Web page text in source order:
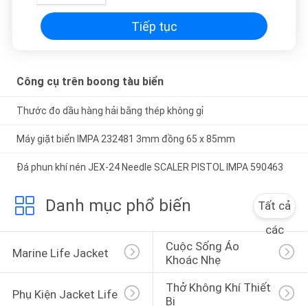
Tiếp tục
Công cụ trên boong tàu biển
Thước đo dầu hàng hải bằng thép không gỉ
Máy giặt biển IMPA 232481 3mm đồng 65 x 85mm
Đá phun khí nén JEX-24 Needle SCALER PISTOL IMPA 590463
Danh mục phổ biến
Tất cả
các
Marine Life Jacket
Cuộc Sống Áo
Khoác Nhẹ
Phụ Kiện Jacket Life
Thở Không Khí Thiết
Bị